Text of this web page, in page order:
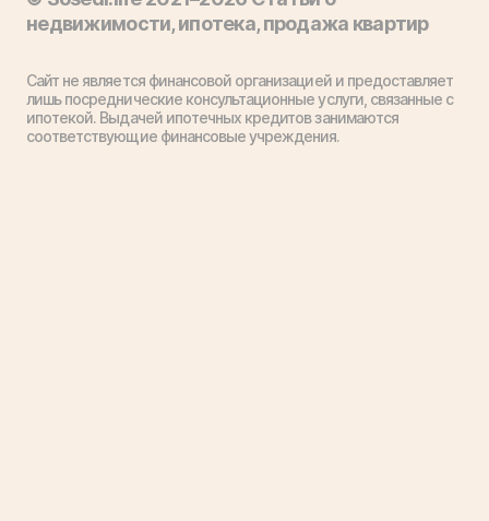
недвижимости, ипотека, продажа квартир
Сайт не является финансовой организацией и предоставляет
лишь посреднические консультационные услуги, связанные с
ипотекой. Выдачей ипотечных кредитов занимаются
соответствующие финансовые учреждения.